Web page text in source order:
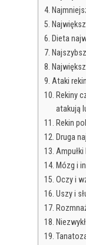
Dieta
Ataki
Rekiny
atakują
Rekin
Druga
Mózg i
Oczy i
Uszy i